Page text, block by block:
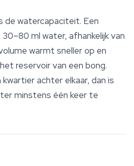
de watercapaciteit. Een
ml water, afhankelijk van
warmt sneller op en
reservoir van een bong.
kwartier achter elkaar, dan is
minstens één keer te